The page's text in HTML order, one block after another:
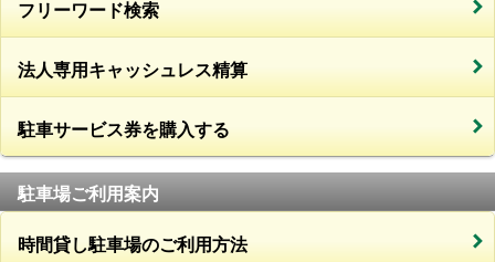
フリーワード検索
法人専用キャッシュレス精算
駐車サービス券を購入する
駐車場ご利用案内
時間貸し駐車場のご利用方法